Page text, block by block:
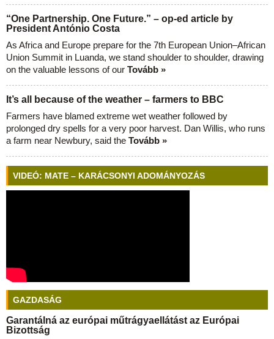
“One Partnership. One Future.” – op-ed article by
President António Costa
As Africa and Europe prepare for the 7th European Union–African
Union Summit in Luanda, we stand shoulder to shoulder, drawing
on the valuable lessons of our Tovább »
It’s all because of the weather – farmers to BBC
Farmers have blamed extreme wet weather followed by
prolonged dry spells for a very poor harvest. Dan Willis, who runs
a farm near Newbury, said the Tovább »
VIDEÓ: MATE – KARÁCSONYI ADOMÁNYOZÁS
GAZDASÁG
Garantálná az európai műtrágyaellátást az Európai
Bizottság